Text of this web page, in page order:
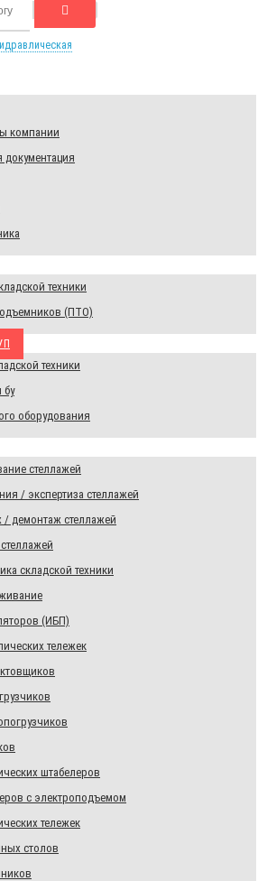
компании
документация
техники
(ПТО)
техники
бу
оборудования
стеллажей
/ экспертиза стеллажей
демонтаж стеллажей
складской техники
(ИБП)
тележек
штабелеров
с электроподъемом
тележек
столов